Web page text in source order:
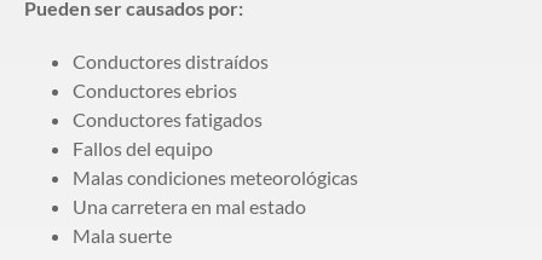
Pueden ser causados por:
Conductores distraídos
Conductores ebrios
Conductores fatigados
Fallos del equipo
Malas condiciones meteorológicas
Una carretera en mal estado
Mala suerte